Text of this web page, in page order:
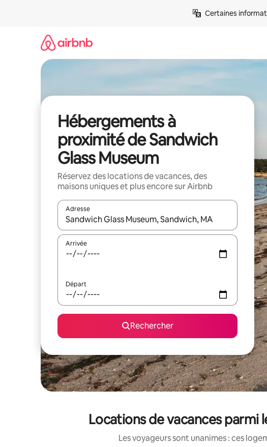
Certaines
Hébergements à
proximité de Sandwich
Glass Museum
Réservez des locations de vacances, des
maisons uniques et plus encore sur Airbnb
Adresse
Lorsque les résultats s'affichent, utilisez les flèches vers le
Arrivée
Départ
Rechercher
Locations de vacances parmi
Les voyageurs sont unanimes : ces